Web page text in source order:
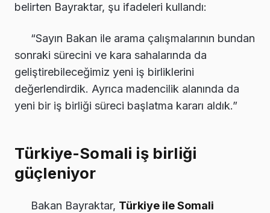
belirten Bayraktar, şu ifadeleri kullandı:
“Sayın Bakan ile arama çalışmalarının bundan
sonraki sürecini ve kara sahalarında da
geliştirebileceğimiz yeni iş birliklerini
değerlendirdik. Ayrıca madencilik alanında da
yeni bir iş birliği süreci başlatma kararı aldık.”
Türkiye-Somali iş birliği
güçleniyor
Bakan Bayraktar, Türkiye ile Somali